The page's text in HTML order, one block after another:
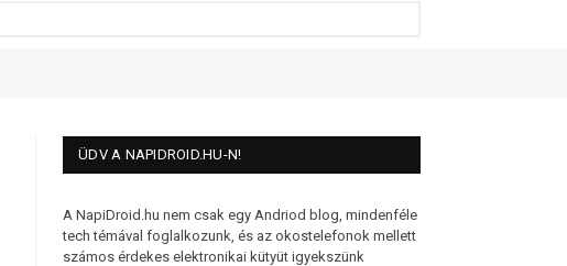
ÜDV A NAPIDROID.HU-N!
A NapiDroid.hu nem csak egy Andriod blog, mindenféle
tech témával foglalkozunk, és az okostelefonok mellett
számos érdekes elektronikai kütyüt igyekszünk